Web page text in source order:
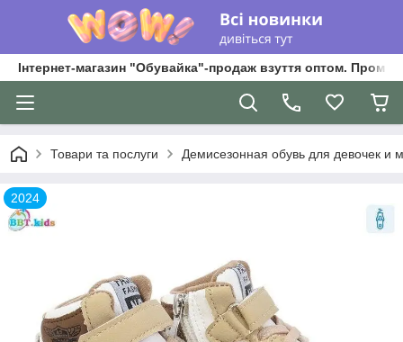
Інтернет-магазин "Обувайка"-продаж взуття оптом.
Товари та послуги Демисезонная обувь для девочек и
2024